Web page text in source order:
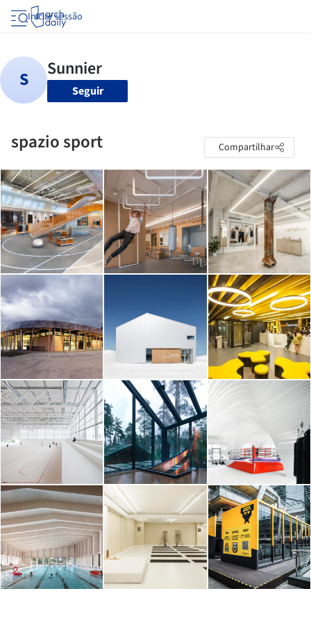
Iniciar sessão
Seguir
spazio sport Compartilhar